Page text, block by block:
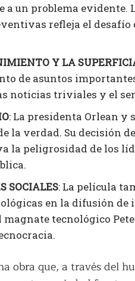
un problema evidente.
refleja el desafío
Y LA
de asuntos
noticias triviales y el
: La presidenta Orlean
la verdad. Su decisión
la peligrosidad de los
SOCIALES: La película
en la difusión
tecnológico
obra que, a través del